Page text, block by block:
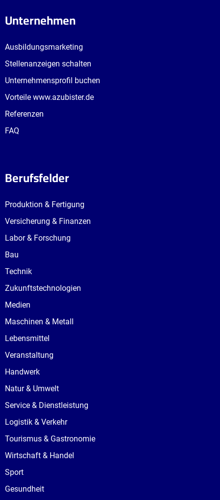
Unternehmen
Ausbildungsmarketing
Stellenanzeigen schalten
Unternehmensprofil buchen
Vorteile www.azubister.de
Referenzen
FAQ
Berufsfelder
Produktion & Fertigung
Versicherung & Finanzen
Labor & Forschung
Bau
Technik
Zukunftstechnologien
Medien
Maschinen & Metall
Lebensmittel
Veranstaltung
Handwerk
Natur & Umwelt
Service & Dienstleistung
Logistik & Verkehr
Tourismus & Gastronomie
Wirtschaft & Handel
Sport
Gesundheit